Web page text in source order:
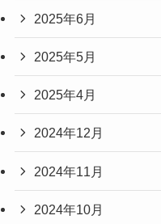
2025年6月
2025年5月
2025年4月
2024年12月
2024年11月
2024年10月